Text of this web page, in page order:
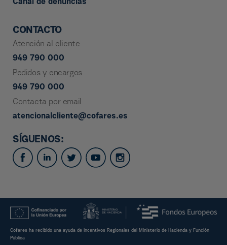
Canal de denuncias
CONTACTO
Atención al cliente
949 790 000
Pedidos y encargos
949 790 000
Contacta por email
atencionalcliente@cofares.es
SÍGUENOS:
Cofares ha recibido una ayuda de Incentivos Regionales del Ministerio de Hacienda y Función
Pública